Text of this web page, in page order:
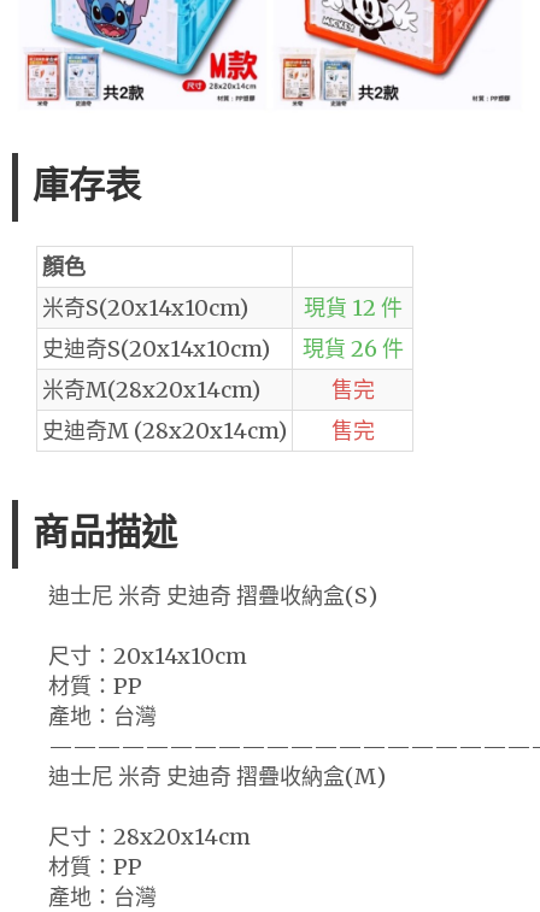
庫存表
顏色
米奇S(20x14x10cm)
現貨 12 件
史迪奇S(20x14x10cm)
現貨 26 件
米奇M(28x20x14cm)
售完
史迪奇M (28x20x14cm)
售完
商品描述
迪士尼 米奇 史迪奇 摺疊收納盒(S)
尺寸：20x14x10cm
材質：PP
產地：台灣
迪士尼 米奇 史迪奇 摺疊收納盒(M)
尺寸：28x20x14cm
材質：PP
產地：台灣